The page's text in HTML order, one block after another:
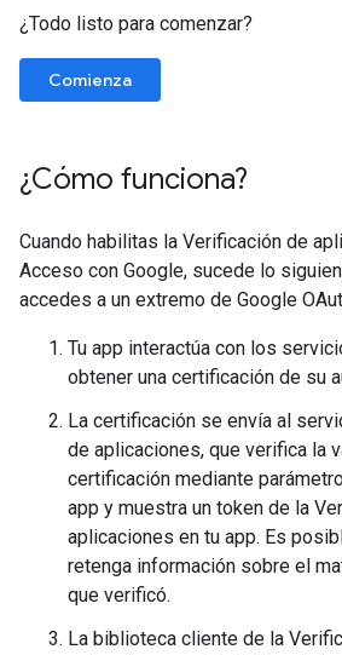
¿Todo listo para comenzar?
Comienza
¿Cómo funciona?
Cuando habilitas la Verificación de
Acceso con Google, sucede lo
accedes a un extremo de Google
Tu app interactúa con los
obtener una certificación de su
La certificación se envía al
de aplicaciones, que verifica la
certificación mediante
app y muestra un token de la
aplicaciones en tu app. Es
retenga información sobre el
que verificó.
La biblioteca cliente de la